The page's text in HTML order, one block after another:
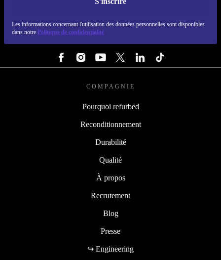
Les informations concernant l'utilisation des données personnelles sont disponibles
dans notre Politique de confidentialité
COMPAGNIE
Pourquoi refurbed
Reconditionnement
Durabilité
Qualité
À propos
Recrutement
Blog
Presse
↪ Engineering